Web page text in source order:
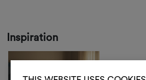
Inspiration